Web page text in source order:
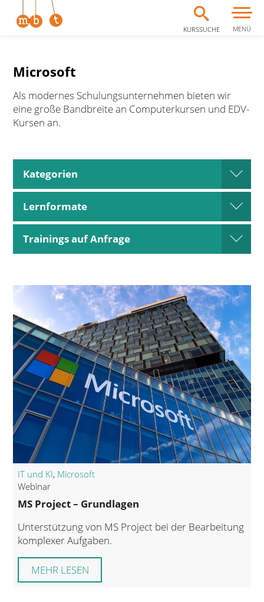
KURSSUCHE MENÜ
Microsoft
Als modernes Schulungsunternehmen bieten wir
eine große Bandbreite an Computerkursen und EDV-
Kursen an.
Kategorien
open
Lernformate
open
Trainings auf Anfrage
open
IT und KI, Microsoft
Webinar
MS Project – Grundlagen
Unterstützung von MS Project bei der Bearbeitung
komplexer Aufgaben.
MEHR LESEN